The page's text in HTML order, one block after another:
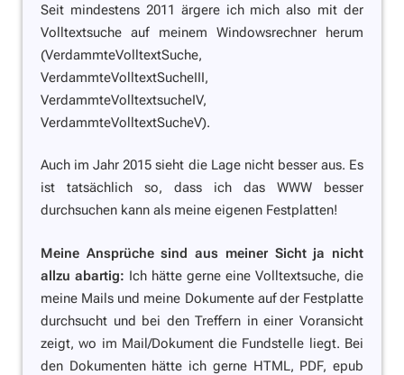
Seit mindestens 2011 ärgere ich mich also mit der
Volltextsuche auf meinem Windowsrechner herum
(VerdammteVolltextSuche,
VerdammteVolltextSucheIII,
VerdammteVolltextsucheIV,
VerdammteVolltextSucheV).
Auch im Jahr 2015 sieht die Lage nicht besser aus. Es
ist tatsächlich so, dass ich das WWW besser
durchsuchen kann als meine eigenen Festplatten!
Meine Ansprüche sind aus meiner Sicht ja nicht
allzu abartig: Ich hätte gerne eine Volltextsuche, die
meine Mails und meine Dokumente auf der Festplatte
durchsucht und bei den Treffern in einer Voransicht
zeigt, wo im Mail/Dokument die Fundstelle liegt. Bei
den Dokumenten hätte ich gerne HTML, PDF, epub